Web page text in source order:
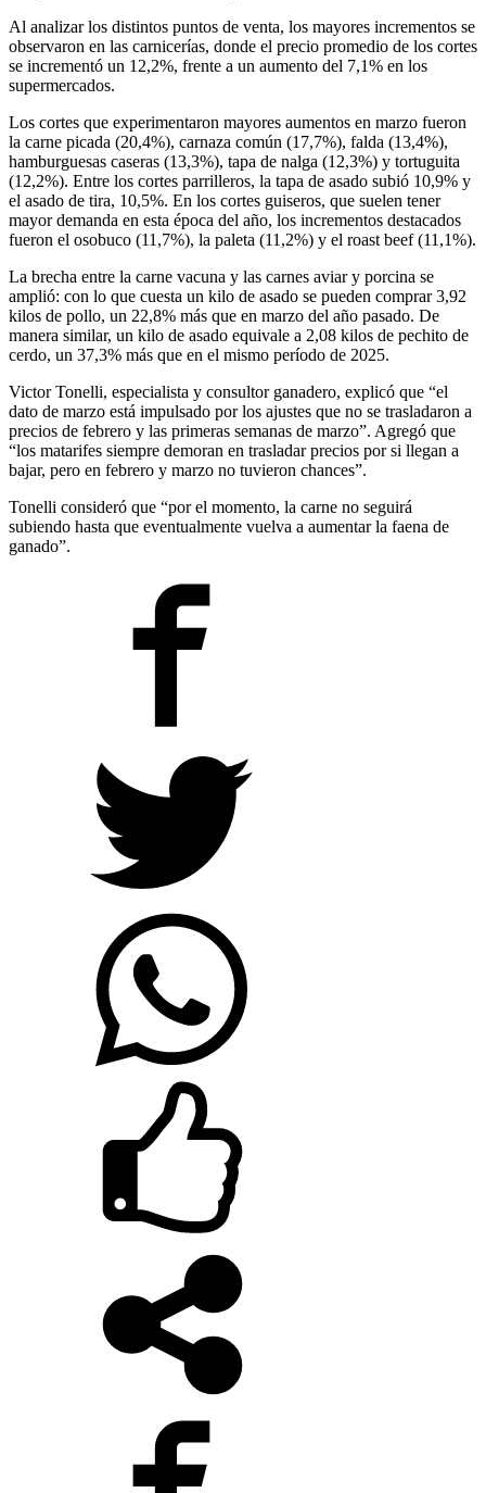
Al analizar los distintos puntos de venta, los mayores incrementos se
observaron en las carnicerías, donde el precio promedio de los cortes
se incrementó un 12,2%, frente a un aumento del 7,1% en los
supermercados.
Los cortes que experimentaron mayores aumentos en marzo fueron
la carne picada (20,4%), carnaza común (17,7%), falda (13,4%),
hamburguesas caseras (13,3%), tapa de nalga (12,3%) y tortuguita
(12,2%). Entre los cortes parrilleros, la tapa de asado subió 10,9% y
el asado de tira, 10,5%. En los cortes guiseros, que suelen tener
mayor demanda en esta época del año, los incrementos destacados
fueron el osobuco (11,7%), la paleta (11,2%) y el roast beef (11,1%).
La brecha entre la carne vacuna y las carnes aviar y porcina se
amplió: con lo que cuesta un kilo de asado se pueden comprar 3,92
kilos de pollo, un 22,8% más que en marzo del año pasado. De
manera similar, un kilo de asado equivale a 2,08 kilos de pechito de
cerdo, un 37,3% más que en el mismo período de 2025.
Victor Tonelli, especialista y consultor ganadero, explicó que “el
dato de marzo está impulsado por los ajustes que no se trasladaron a
precios de febrero y las primeras semanas de marzo”. Agregó que
“los matarifes siempre demoran en trasladar precios por si llegan a
bajar, pero en febrero y marzo no tuvieron chances”.
Tonelli consideró que “por el momento, la carne no seguirá
subiendo hasta que eventualmente vuelva a aumentar la faena de
ganado”.